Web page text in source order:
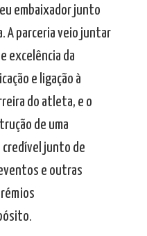
embaixador junto
A parceria veio juntar
excelência da
e ligação à
do atleta, e o
de uma
junto de
e outras